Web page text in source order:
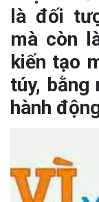
là đối
mà còn
kiến tạo
túy, bằng
hành